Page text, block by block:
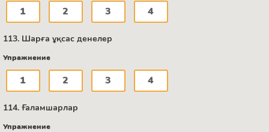
1 2 3 4
113. Шарға ұқсас денелер
Упражнение
1 2 3 4
114. Ғаламшарлар
Упражнение